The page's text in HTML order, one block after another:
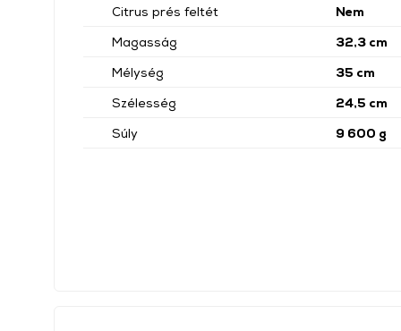
Citrus prés feltét
Nem
Magasság
32,3 cm
Mélység
35 cm
Szélesség
24,5 cm
Súly
9 600 g